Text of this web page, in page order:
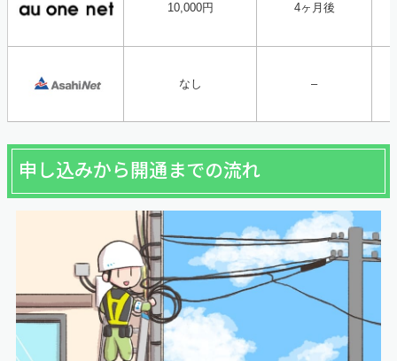
10,000円 4ヶ月後
なし –
申し込みから開通までの流れ